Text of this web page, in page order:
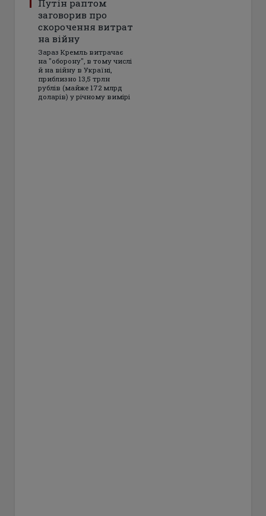
Путін раптом
заговорив про
скорочення витрат
на війну
Зараз Кремль витрачає
на "оборону", в тому числі
й на війну в Україні,
приблизно 13,5 трлн
рублів (майже 172 млрд
доларів) у річному вимірі